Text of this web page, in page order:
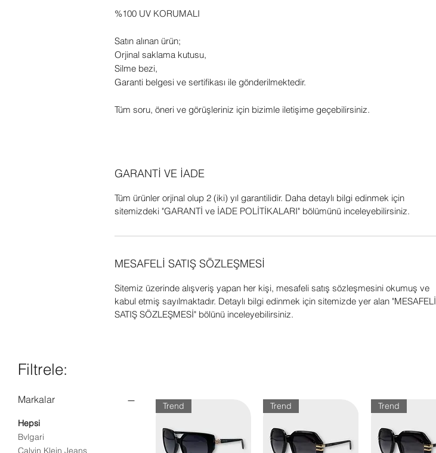
%100 UV KORUMALI
Satın alınan ürün;
Orjinal saklama kutusu,
Silme bezi,
Garanti belgesi ve sertifikası ile gönderilmektedir.
Tüm soru, öneri ve görüşleriniz için bizimle iletişime geçebilirsiniz.
GARANTİ VE İADE
Tüm ürünler orjinal olup 2 (iki) yıl garantilidir. Daha detaylı bilgi edinmek için
sitemizdeki "GARANTİ ve İADE POLİTİKALARI" bölümünü inceleyebilirsiniz.
MESAFELİ SATIŞ SÖZLEŞMESİ
Sitemiz üzerinde alışveriş yapan her kişi, mesafeli satış sözleşmesini okumuş ve
kabul etmiş sayılmaktadır. Detaylı bilgi edinmek için sitemizde yer alan "MESAFELİ
SATIŞ SÖZLEŞMESİ" bölünü inceleyebilirsiniz.
Filtrele:
Markalar
Hepsi
Bvlgari
Calvin Klein Jeans
Trend Trend Trend